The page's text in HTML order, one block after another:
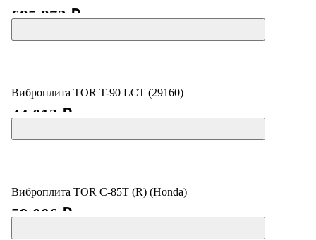
685 873 ₽
Виброплита TOR T-90 LCT (29160)
44 012 ₽
Виброплита TOR C-85T (R) (Honda)
59 006 ₽